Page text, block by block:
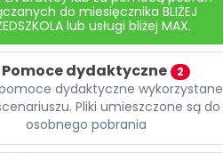
do miesięcznika BLIŻEJ
lub usługi bliżej MAX.
Pomoce dydaktyczne 2
dydaktyczne wykorzystane
Pliki umieszczone są do
osobnego pobrania